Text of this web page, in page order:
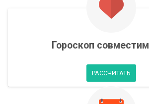
Гороскоп
РАССЧИТАТЬ